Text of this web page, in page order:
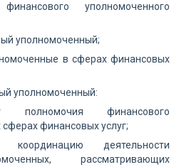
уполномоченного
уполномоченный;
в сферах финансовых
уполномоченный:
полномочия финансового
финансовых услуг;
деятельности
рассматривающих